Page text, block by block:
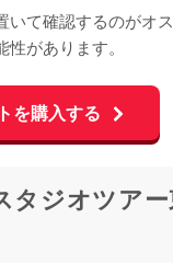
て確認するのがオ
があります。
を購入する
タジオツア